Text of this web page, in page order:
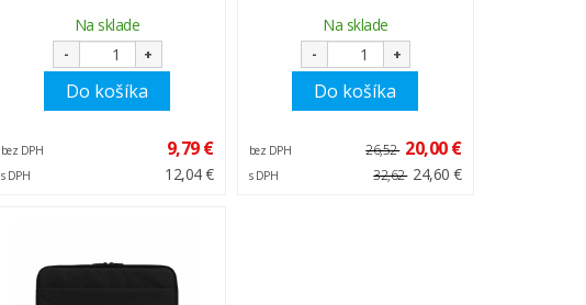
Na sklade
- +
Do košíka
bez DPH 9,79 €
s DPH 12,04 €
Na sklade
- +
Do košíka
bez DPH 26,52 20,00 €
s DPH 32,62 24,60 €